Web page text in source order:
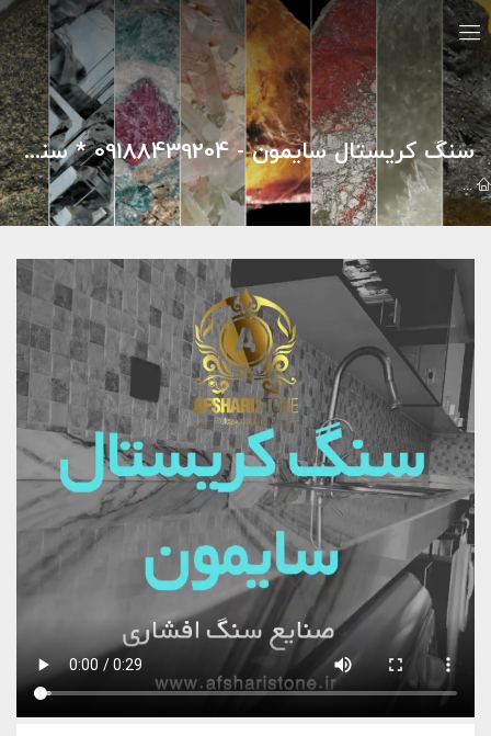
سنگ کریستال سایمون - 09188439204 * سنگ روی کابینت مشهد
تيزر تبليغاتي پروژه های کانترتاپ سنگ کریستال سایمون - 09188439204 * سنگ روی کابینت مشهد